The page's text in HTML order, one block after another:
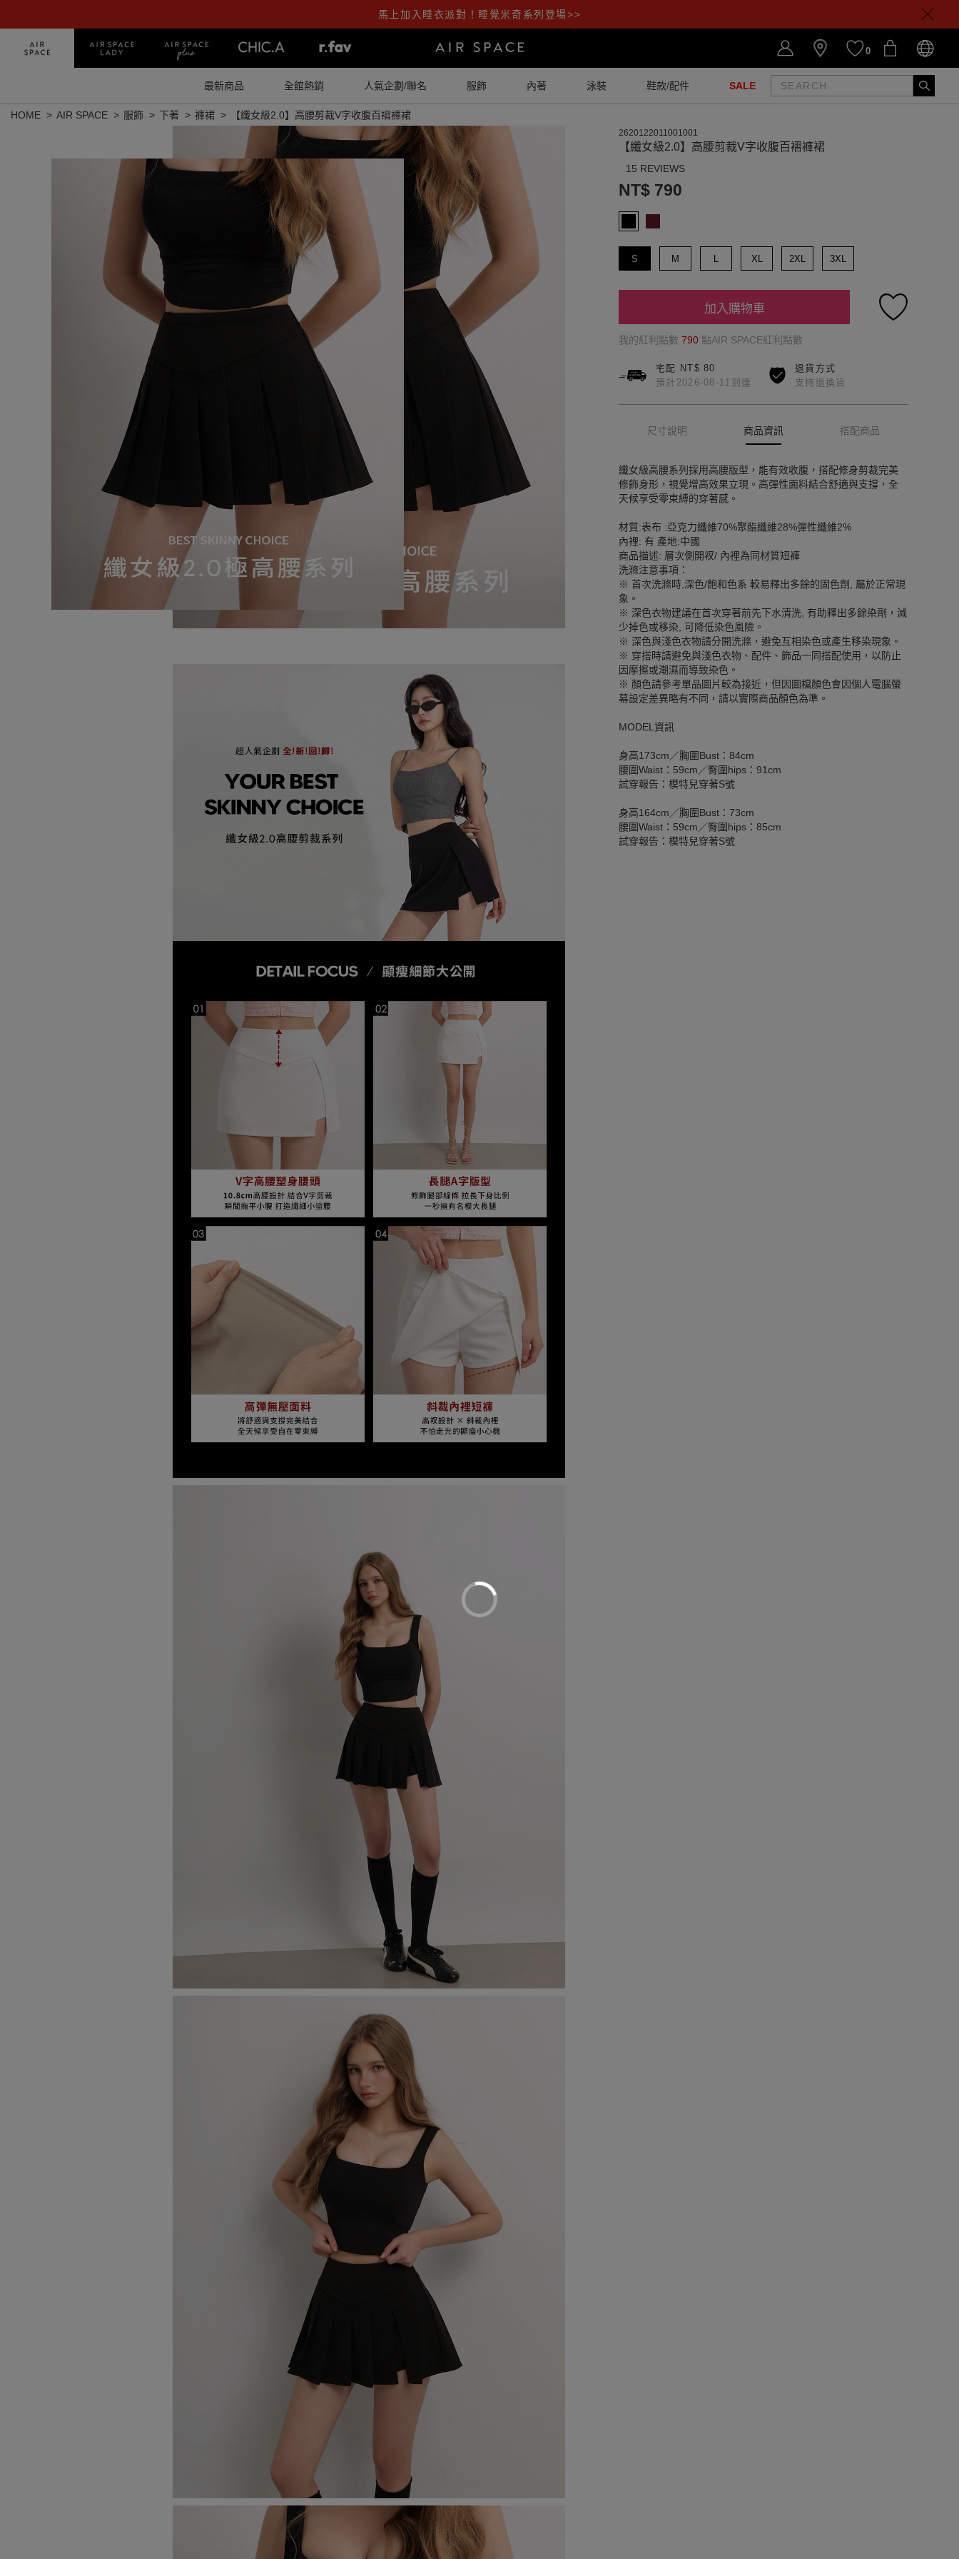
馬上加入睡衣派對！睡覺米奇系列登場>>
0
最新商品 全館熱銷 人氣企劃/聯名 服飾 內著 泳裝 鞋款/配件 SALE
HOME AIR SPACE 服飾 下著 褲裙 【纖女級2.0】高腰剪裁V字收腹百褶褲裙
2620122011001001
【纖女級2.0】高腰剪裁V字收腹百褶褲裙
15 REVIEWS
NT$ 790
S M L XL 2XL 3XL
加入購物車
我的紅利點數 790 點AIR SPACE紅利點數
宅配 NT$ 80
預計2026-08-11到達
退貨方式
支持退換貨
尺寸說明 商品資訊 搭配商品
纖女級高腰系列採用高腰版型，能有效收腹，搭配修身剪裁完美
修飾身形，視覺增高效果立現。高彈性面料結合舒適與支撐，全
天候享受零束縛的穿著感。
材質:表布 :亞克力纖維70%聚酯纖維28%彈性纖維2%
內裡: 有 產地:中國
商品描述: 層次側開衩/ 內裡為同材質短褲
洗滌注意事項：
※ 首次洗滌時,深色/飽和色系 較易釋出多餘的固色劑, 屬於正常現
象。
※ 深色衣物建議在首次穿著前先下水清洗, 有助釋出多餘染劑，減
少掉色或移染, 可降低染色風險。
※ 深色與淺色衣物請分開洗滌，避免互相染色或產生移染現象。
※ 穿搭時請避免與淺色衣物、配件、飾品一同搭配使用，以防止
因摩擦或潮濕而導致染色。
※ 顏色請參考單品圖片較為接近，但因圖檔顏色會因個人電腦螢
幕設定差異略有不同，請以實際商品顏色為準。
MODEL資訊
身高173cm／胸圍Bust：84cm
腰圍Waist：59cm／臀圍hips：91cm
試穿報告：模特兒穿著S號
身高164cm／胸圍Bust：73cm
腰圍Waist：59cm／臀圍hips：85cm
試穿報告：模特兒穿著S號